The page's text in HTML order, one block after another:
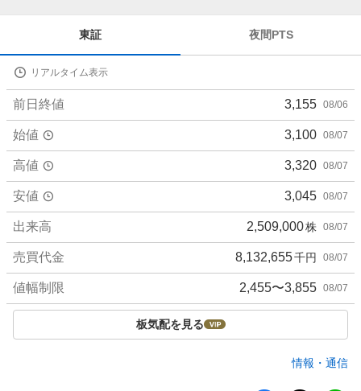
詳
値
東証 夜間PTS
リアルタイム表示
前日終値 3,155 08/06
始値 3,100 08/07
高値 3,320 08/07
安値 3,045 08/07
出来高 2,509,000株 08/07
売買代金 8,132,655千円 08/07
値幅制限 2,455〜3,855 08/07
板気配を見る
情報・通信